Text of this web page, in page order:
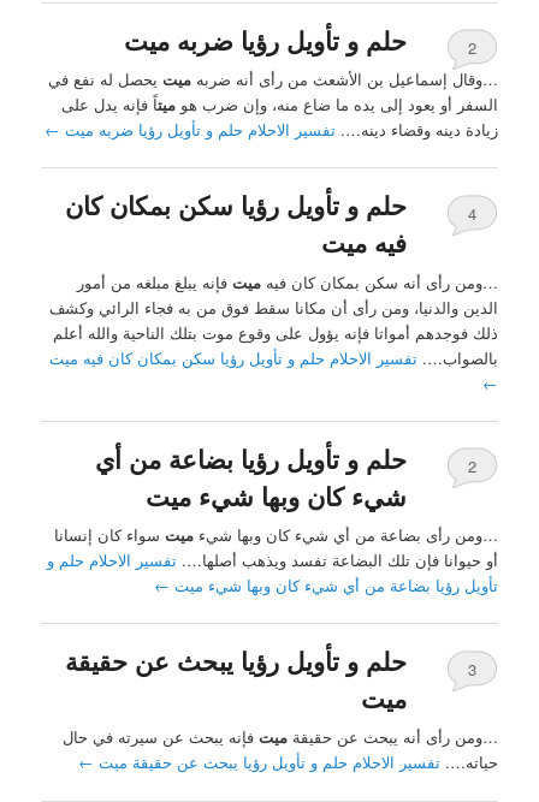
حلم و تأويل رؤيا ضربه ميت
2
…وقال إسماعيل بن الأشعث من رأى أنه ضربهميت يحصل له نفع في
السفر أو يعود إلى يده ما ضاع منه، وإن ضرب هوميتاً فإنه يدل على
زيادة دينه وقضاء دينه….تفسير الاحلام حلم و تأويل رؤيا ضربه ميت ←
حلم و تأويل رؤيا سكن بمكان كان
فيه ميت
4
…ومن رأى أنه سكن بمكان كان فيهميت فإنه يبلغ مبلغه من أمور
الدين والدنيا، ومن رأى أن مكانا سقط فوق من به فجاء الرائي وكشف
ذلك فوجدهم أمواتا فإنه يؤول على وقوع موت بتلك الناحية والله أعلم
بالصواب….تفسير الاحلام حلم و تأويل رؤيا سكن بمكان كان فيه ميت
←
حلم و تأويل رؤيا بضاعة من أي
شيء كان وبها شيء ميت
2
…ومن رأى بضاعة من أي شيء كان وبها شيءميت سواء كان إنسانا
أو حيوانا فإن تلك البضاعة تفسد ويذهب أصلها….تفسير الاحلام حلم و
تأويل رؤيا بضاعة من أي شيء كان وبها شيء ميت ←
حلم و تأويل رؤيا يبحث عن حقيقة
ميت
3
…ومن رأى أنه يبحث عن حقيقةميت فإنه يبحث عن سيرته في حال
حياته….تفسير الاحلام حلم و تأويل رؤيا يبحث عن حقيقة ميت ←